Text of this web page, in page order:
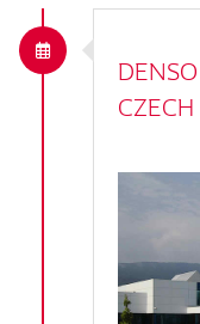
DENSO
CZECH